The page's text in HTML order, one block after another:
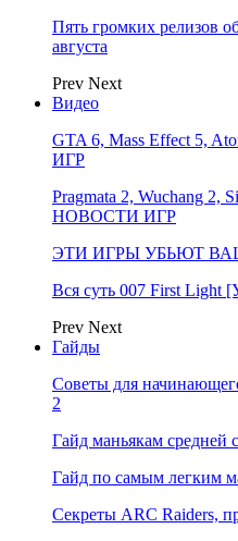
Пять громких релизов
августа
Prev Next
Видео
GTA 6, Mass Effect 5,
ИГР
Pragmata 2, Wuchang 2,
НОВОСТИ ИГР
ЭТИ ИГРЫ УБЬЮТ
Вся суть 007 First Light
Prev Next
Гайды
Советы для
2
Гайд маньякам средней
Гайд по самым легким
Секреты ARC Raiders,